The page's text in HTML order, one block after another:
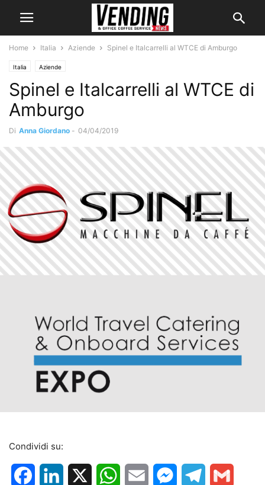
Home Italia Aziende Spinel e Italcarrelli al WTCE di Amburgo
Italia Aziende
Spinel e Italcarrelli al WTCE di
Amburgo
Di Anna Giordano - 04/04/2019
Condividi su:
FacebookLinkedIn WhatsApp
Email MessengerTelegram